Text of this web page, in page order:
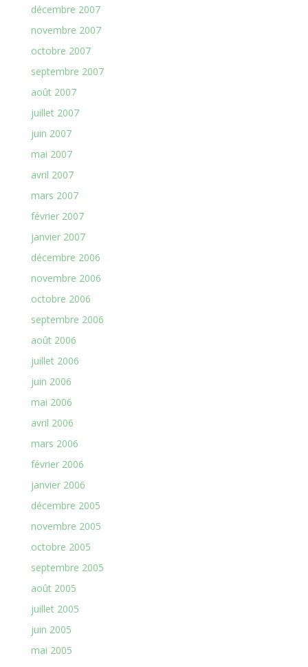
décembre 2007
novembre 2007
octobre 2007
septembre 2007
août 2007
juillet 2007
juin 2007
mai 2007
avril 2007
mars 2007
février 2007
janvier 2007
décembre 2006
novembre 2006
octobre 2006
septembre 2006
août 2006
juillet 2006
juin 2006
mai 2006
avril 2006
mars 2006
février 2006
janvier 2006
décembre 2005
novembre 2005
octobre 2005
septembre 2005
août 2005
juillet 2005
juin 2005
mai 2005